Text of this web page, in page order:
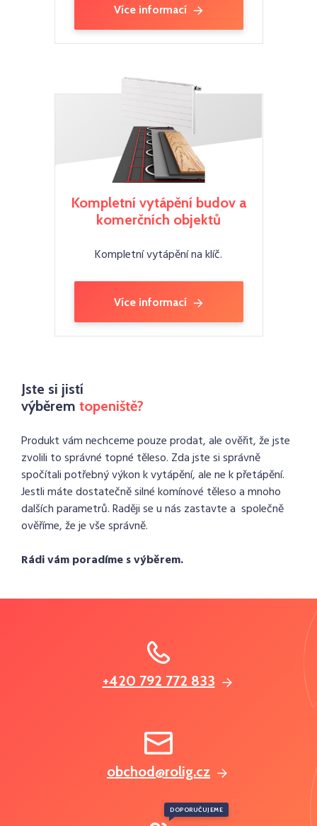
Více informací
Kompletní vytápění budov a
komerčních objektů
Kompletní vytápění na klíč.
Více informací
Jste si jistí
výběrem topeniště?
Produkt vám nechceme pouze prodat, ale ověřit, že jste
zvolili to správné topné těleso. Zda jste si správně
spočítali potřebný výkon k vytápění, ale ne k přetápění.
Jestli máte dostatečně silné komínové těleso a mnoho
dalších parametrů. Raději se u nás zastavte a společně
ověříme, že je vše správně.
Rádi vám poradíme s výběrem.
+420 792 772 833
obchod@rolig.cz
DOPORUČUJEME